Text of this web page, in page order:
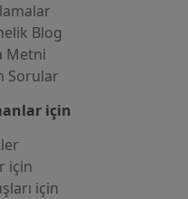
Blog
Metni
Sorular
için
için
için